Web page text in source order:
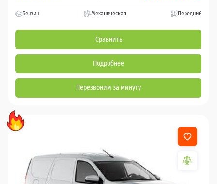
Бензин Механическая Передний
Сравнить
Подробнее
Перезвоним за минуту